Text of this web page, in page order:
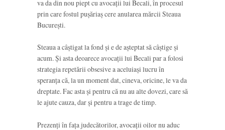
va da din nou piept cu avocații lui Becali, în procesul
prin care fostul pușăriaș cere anularea mărcii Steaua
București.
Steaua a câștigat la fond și e de așteptat să câștige și
acum. Și asta deoarece avocații lui Becali par a folosi
strategia repetării obsesive a aceluiași lucru în
speranța că, la un moment dat, cineva, oricine, le va da
dreptate. Fac asta și pentru că nu au alte dovezi, care să
le ajute cauza, dar și pentru a trage de timp.
Prezenți în fața judecătorilor, avocații oilor nu aduc